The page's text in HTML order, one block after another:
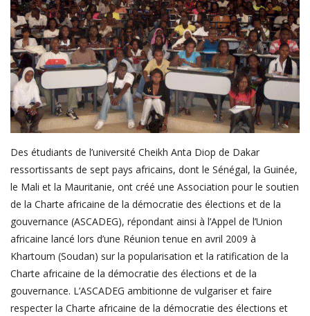
Français
Des étudiants de l’université Cheikh Anta Diop de Dakar
ressortissants de sept pays africains, dont le Sénégal, la Guinée,
le Mali et la Mauritanie, ont créé une Association pour le soutien
de la Charte africaine de la démocratie des élections et de la
gouvernance (ASCADEG), répondant ainsi à l’Appel de l’Union
africaine lancé lors d’une Réunion tenue en avril 2009 à
Khartoum (Soudan) sur la popularisation et la ratification de la
Charte africaine de la démocratie des élections et de la
gouvernance. L’ASCADEG ambitionne de vulgariser et faire
respecter la Charte africaine de la démocratie des élections et